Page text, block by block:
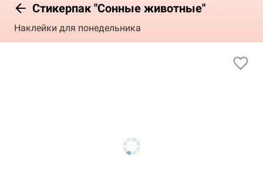
Стикерпак "Сонные животные"
Наклейки для понедельника